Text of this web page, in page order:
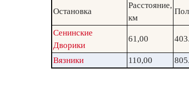
Остановка
Расстояние,
км
Сенинские
Дворики
61,00
Вязники 110,00